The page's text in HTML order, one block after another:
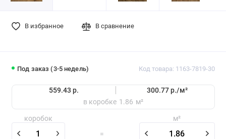
Под заказ (3-5 недель) Код товара: 1163-7819-30
559.43 р. 300.77 р./м²
в коробке 1.86 м²
коробок
=
м²
В избранное В сравнение